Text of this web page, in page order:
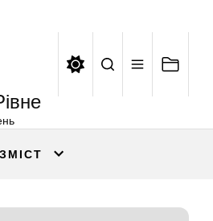
ЗМІСТ